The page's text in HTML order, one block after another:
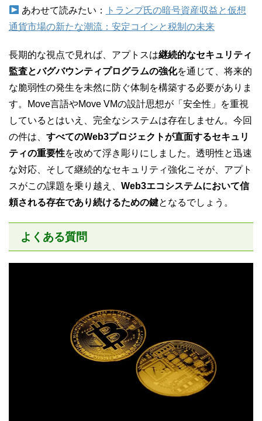
あわせて読みたい：
トランプ氏の暗号資産収益と仮想
通貨市場の新たな潮流：安定コインと税制の未来
長期的な視点で見れば、アプトスは継続的なセキュリティ
監査とバグバウンティプログラムの強化を通じて、将来的
な脆弱性の発生を未然に防ぐ体制を構築する必要がありま
す。Move言語やMove VMの設計思想が「安全性」を重視
しているとはいえ、完全なシステムは存在しません。今回
の件は、 すべてのWeb3プロジェクトが直面するセキュリ
ティの重要性を改めて浮き彫りにしました。透明性と迅速
な対応、そして継続的なセキュリティ強化こそが、アプト
スがこの課題を乗り越え、 Web3エコシステムにおいて信
頼される存在であり続けるための鍵となるでしょう。
よくある質問